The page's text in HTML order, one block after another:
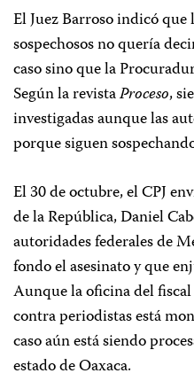
El Juez Barroso indicó
sospechosos no quería
caso sino que la
Según la revistaProceso,
investigadas aunque las
porque siguen
El 30 de octubre, el CPJ
de la República, Daniel
autoridades federales de
fondo el asesinato y que
Aunque la oficina del
contra periodistas está
caso aún está siendo
estado de Oaxaca.